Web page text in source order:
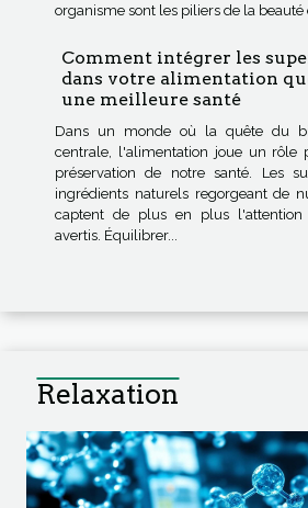
organisme sont les piliers de la beauté
Comment intégrer les
dans votre alimentation
une meilleure santé
Dans un monde où la quête du
centrale, l'alimentation joue un rôle
préservation de notre santé. Les
ingrédients naturels regorgeant de
captent de plus en plus l'attention
avertis. Équilibrer...
Relaxation